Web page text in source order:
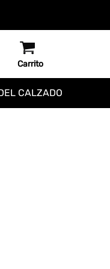
CALZADO